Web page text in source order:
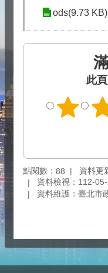
ods(9.73 KB)
此
點閱數： 88
資料更
資料檢視：112-
資料維護：臺北市